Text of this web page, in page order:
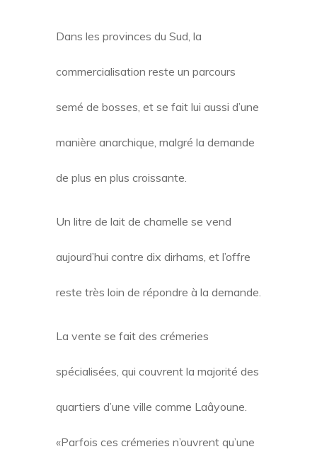
Dans les provinces du Sud, la
commercialisation reste un parcours
semé de bosses, et se fait lui aussi d’une
manière anarchique, malgré la demande
de plus en plus croissante.
Un litre de lait de chamelle se vend
aujourd’hui contre dix dirhams, et l’offre
reste très loin de répondre à la demande.
La vente se fait des crémeries
spécialisées, qui couvrent la majorité des
quartiers d’une ville comme Laâyoune.
«Parfois ces crémeries n’ouvrent qu’une